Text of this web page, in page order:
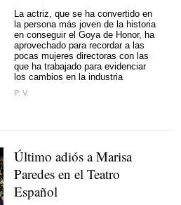
La actriz, que se ha convertido en
la persona más joven de la historia
en conseguir el Goya de Honor, ha
aprovechado para recordar a las
pocas mujeres directoras con las
que ha trabajado para evidenciar
los cambios en la industria
P. V.
Último adiós a Marisa
Paredes en el Teatro
Español